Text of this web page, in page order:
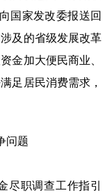
国家发改委报送回
及的省级发展改革
金加大便民商业、
足居民消费需求，
问题
尽职调查工作指引